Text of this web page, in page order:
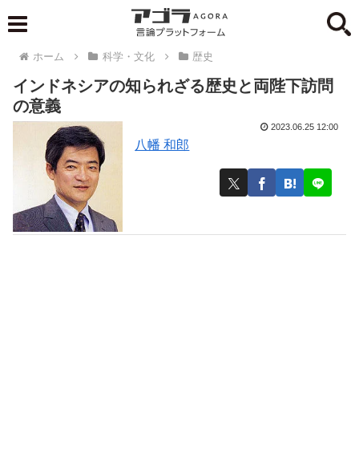
ホーム 科学・文化 歴史
インドネシアの知られざる歴史と両陛下訪問
の意義
八幡 和郎
2023.06.25 12:00